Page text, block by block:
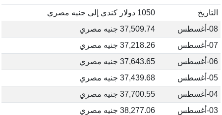
التاريخ
1050 دولار كندي إلى جنيه مصري
08-أغسطس
37,509.74 جنيه مصري
07-أغسطس
37,218.26 جنيه مصري
06-أغسطس
37,643.65 جنيه مصري
05-أغسطس
37,439.68 جنيه مصري
04-أغسطس
37,700.55 جنيه مصري
03-أغسطس
38,277.06 جنيه مصري